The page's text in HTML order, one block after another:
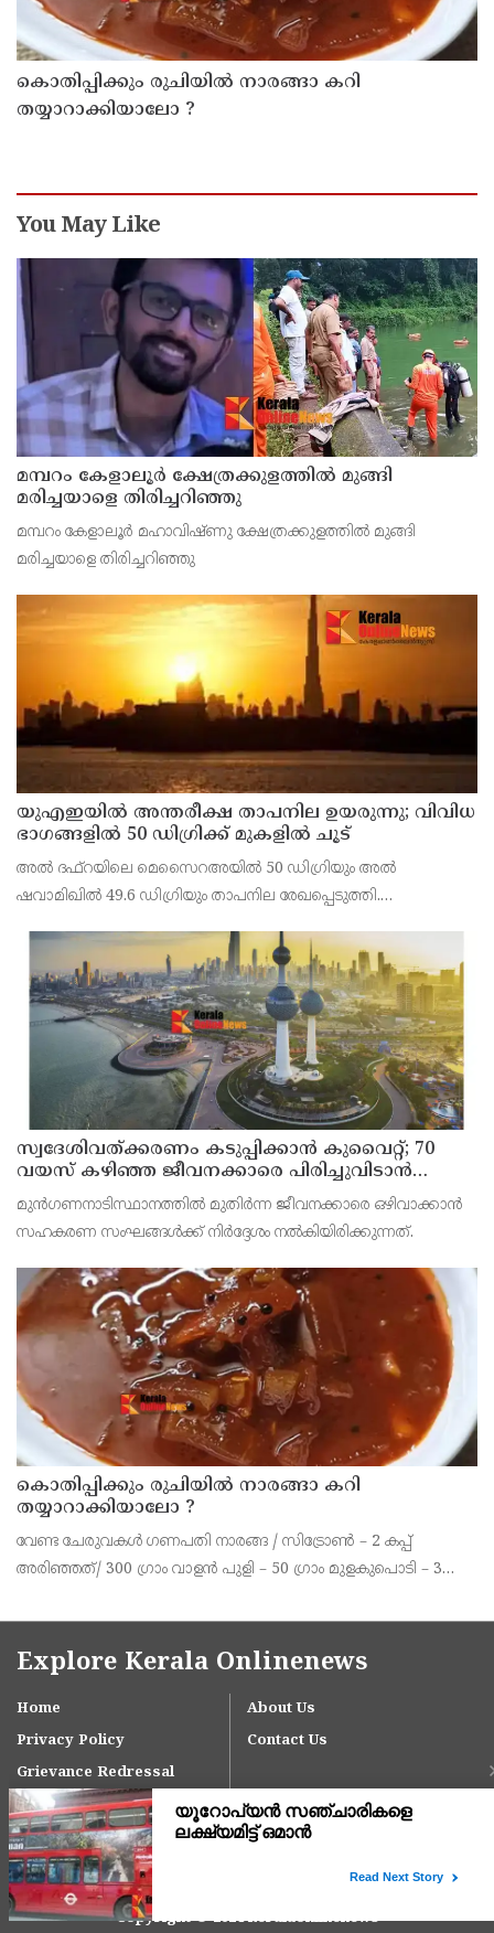
കൊതിപ്പിക്കും രുചിയിൽ നാരങ്ങാ കറി
തയ്യാറാക്കിയാലോ ?
You May Like
മമ്പറം കേളാലൂർ ക്ഷേത്രക്കുളത്തിൽ മുങ്ങി
മരിച്ചയാളെ തിരിച്ചറിഞ്ഞു
മമ്പറം കേളാലൂർ മഹാവിഷ്‌ണു ക്ഷേത്രക്കുളത്തിൽ മുങ്ങി
മരിച്ചയാളെ തിരിച്ചറിഞ്ഞു
യുഎഇയില്‍ അന്തരീക്ഷ താപനില ഉയരുന്നു; വിവിധ
ഭാഗങ്ങളില്‍ 50 ഡിഗ്രിക്ക് മുകളില്‍ ചൂട്
അല്‍ ദഫ്റയിലെ മെസൈറഅയില്‍ 50 ഡിഗ്രിയും അല്‍
ഷവാമിഖില്‍ 49.6 ഡിഗ്രിയും താപനില രേഖപ്പെടുത്തി.
വന്‍ തോതില്‍ ചൂട് അനുഭവപ്പെട്ടത്.
സ്വദേശിവത്ക്കരണം കടുപ്പിക്കാന്‍ കുവൈറ്റ്; 70
വയസ് കഴിഞ്ഞ ജീവനക്കാരെ പിരിച്ചുവിടാന്‍
തീരുമാനം
മുന്‍ഗണനാടിസ്ഥാനത്തില്‍ മുതിര്‍ന്ന ജീവനക്കാരെ ഒഴിവാക്കാന്‍
സഹകരണ സംഘങ്ങള്‍ക്ക് നിര്‍ദ്ദേശം നല്‍കിയിരിക്കുന്നത്.
കൊതിപ്പിക്കും രുചിയിൽ നാരങ്ങാ കറി
തയ്യാറാക്കിയാലോ ?
വേണ്ട ചേരുവകൾ ഗണപതി നാരങ്ങ / സിട്രോൺ – 2 കപ്പ്
അരിഞ്ഞത്/ 300 ഗ്രാം വാളൻ പുളി – 50 ഗ്രാം മുളകുപൊടി – 3
– ഒരു ചെറിയ കഷണം വെളുത്തുള്ളി – 10 മുതൽ
Explore Kerala Onlinenews
Home
About Us
Privacy Policy
Contact Us
Grievance Redressal
Copyright © 2024 keralaonlinenews